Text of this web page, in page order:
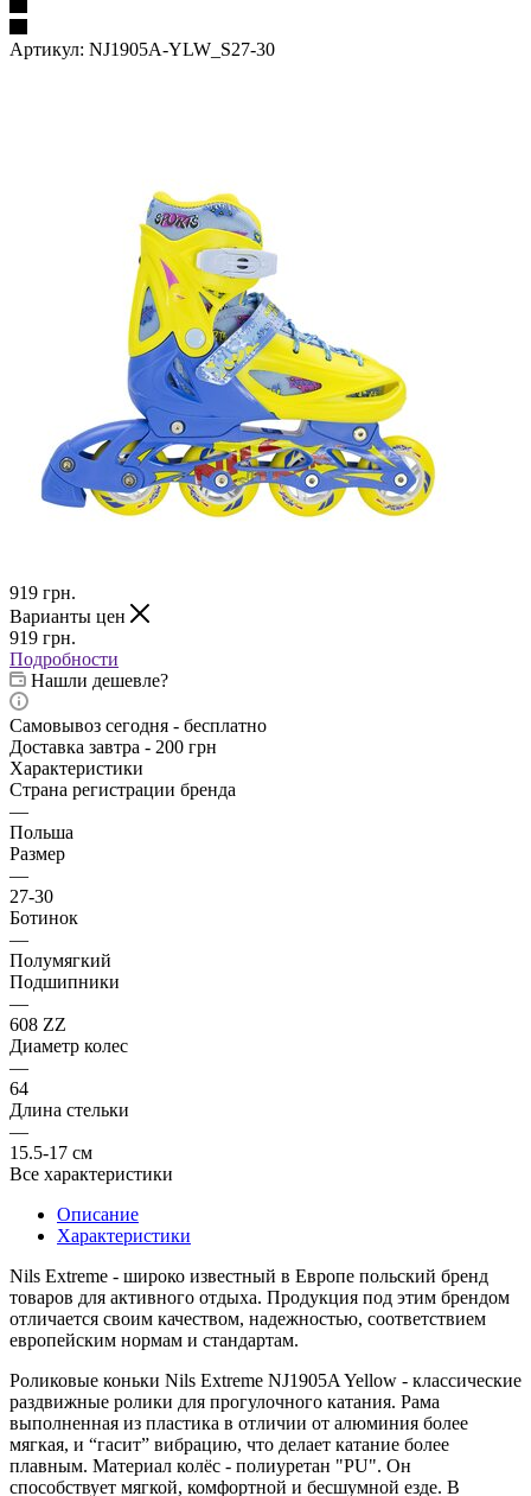
Артикул: NJ1905A-YLW_S27-30
919 грн.
Варианты цен
919 грн.
Подробности
Нашли дешевле?
Самовывоз сегодня - бесплатно
Доставка завтра - 200 грн
Характеристики
Страна регистрации бренда
—
Польша
Размер
—
27-30
Ботинок
—
Полумягкий
Подшипники
—
608 ZZ
Диаметр колес
—
64
Длина стельки
—
15.5-17 см
Все характеристики
Описание
Характеристики
Nils Extreme - широко известный в Европе польский бренд
товаров для активного отдыха. Продукция под этим брендом
отличается своим качеством, надежностью, соответствием
европейским нормам и стандартам.
Роликовые коньки Nils Extreme NJ1905A Yellow - классические
раздвижные ролики для прогулочного катания. Рама
выполненная из пластика в отличии от алюминия более
мягкая, и “гасит” вибрацию, что делает катание более
плавным. Материал колёс - полиуретан "PU". Он
способствует мягкой, комфортной и бесшумной езде. В